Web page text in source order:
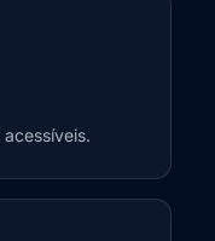
acessíveis.